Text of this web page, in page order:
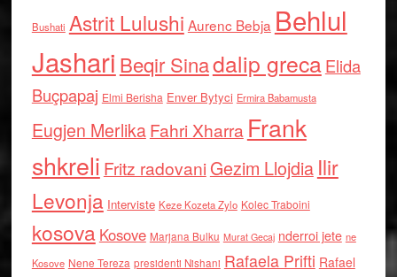
Bushati Astrit Lulushi Aurenc Bebja Behlul
Jashari Beqir Sinadalip grecaElida
Buçpapaj Elmi Berisha Enver Bytyci Ermira Babamusta
Eugjen MerlikaFahri Xharra Frank
shkreli Fritz radovaniGezim Llojdia Ilir
Levonja Interviste Keze Kozeta Zylo Kolec Traboini
kosova Kosove Marjana Bulku Murat Gecaj nderroi jete ne
Kosove Nene Tereza presidenti Nishani Rafaela Prifti Rafael